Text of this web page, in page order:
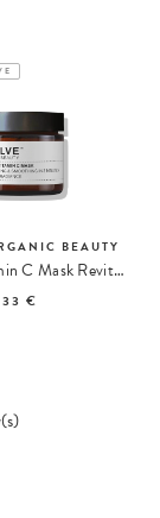
BEAUTY
Miracle Vitamin C Mask Revitalizing Mask
33 €